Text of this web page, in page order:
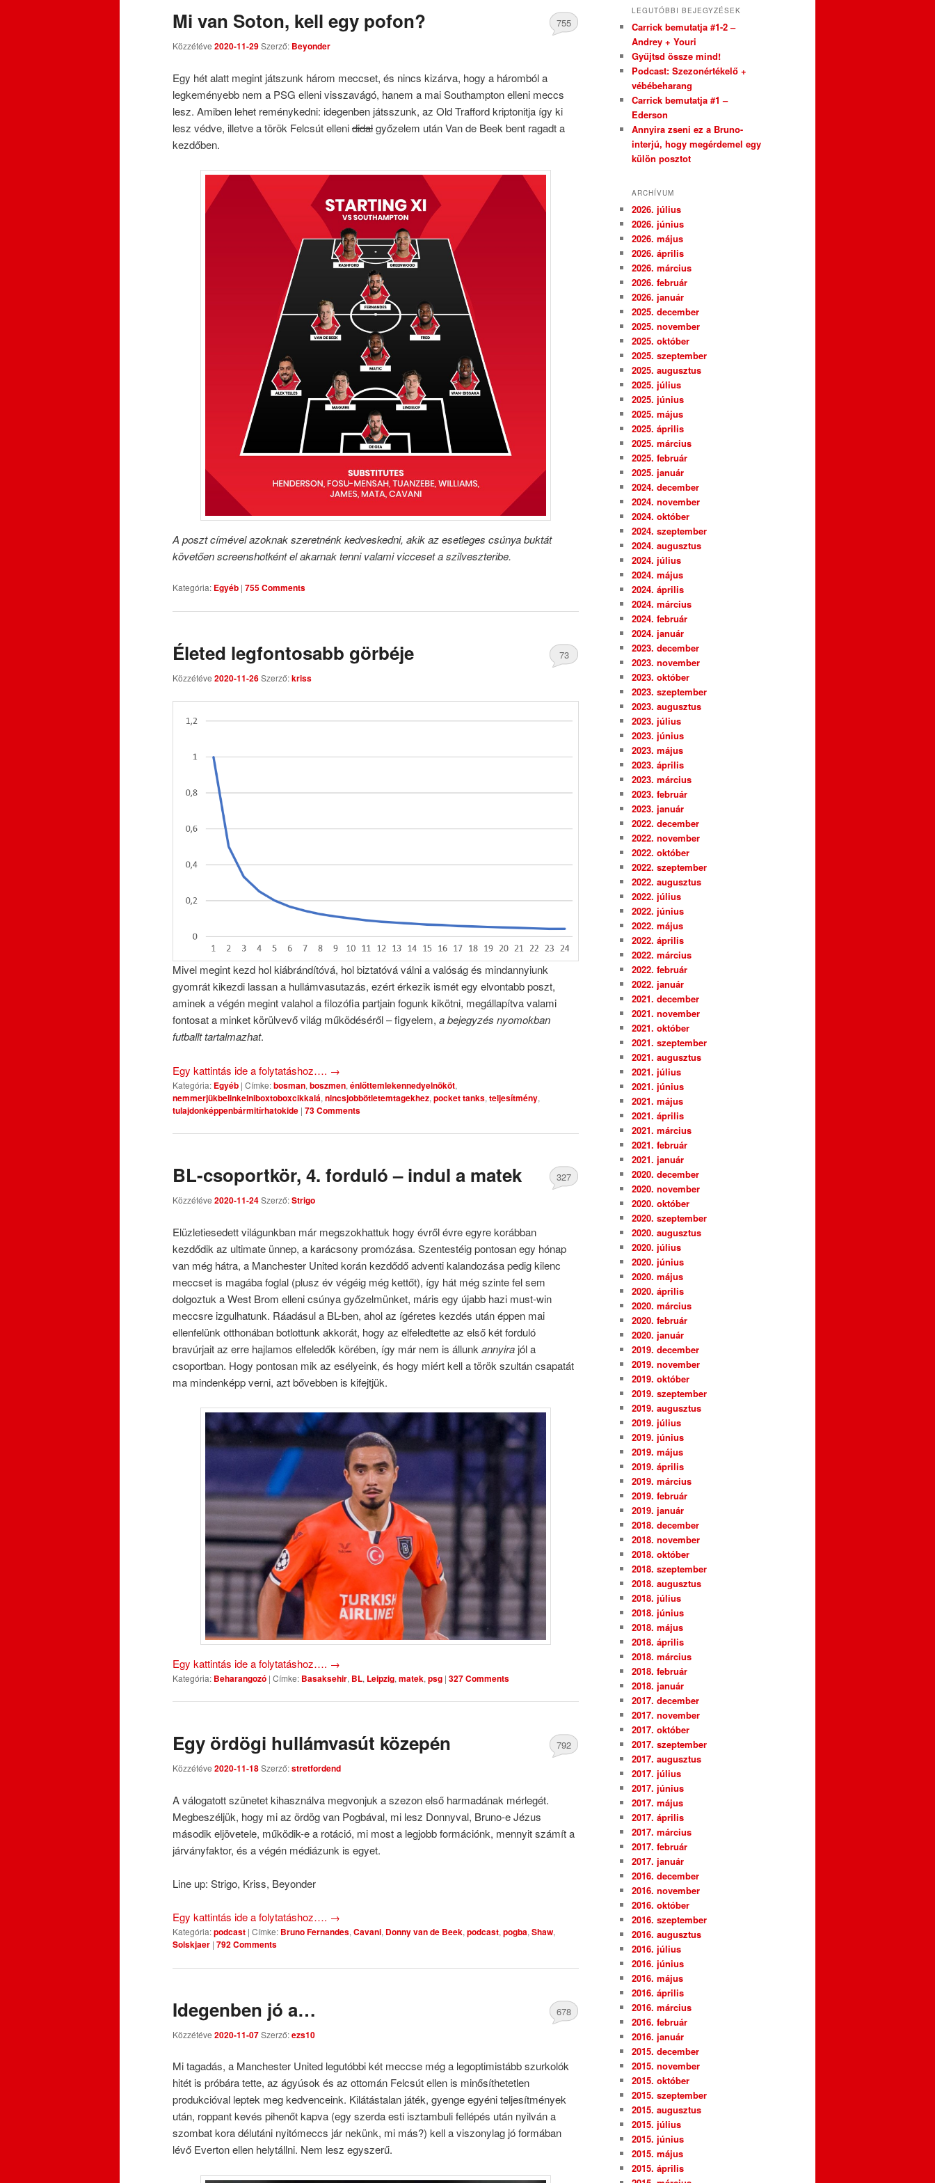
Mi van Soton, kell egy pofon?
Közzétéve 2020-11-29Szerző: Beyonder
755
Egy hét alatt megint játszunk három meccset, és nincs kizárva, hogy a háromból a
legkeményebb nem a PSG elleni visszavágó, hanem a mai Southampton elleni meccs
lesz. Amiben lehet reménykedni: idegenben játsszunk, az Old Trafford kriptonitja így ki
lesz védve, illetve a török Felcsút ellenididalgyőzelem után Van de Beek bent ragadt a
kezdőben.
A poszt címével azoknak szeretnénk kedveskedni, akik az esetleges csúnya buktát
követően screenshotként el akarnak tenni valami vicceset a szilveszteribe.
Kategória: Egyéb | 755 Comments
Életed legfontosabb görbéje
Közzétéve 2020-11-26Szerző:kriss
73
Mivel megint kezd hol kiábrándítóvá, hol biztatóvá válni a valóság és mindannyiunk
gyomrát kikezdi lassan a hullámvasutazás, ezért érkezik ismét egy elvontabb poszt,
aminek a végén megint valahol a filozófia partjain fogunk kikötni, megállapítva valami
fontosat a minket körülvevő világ működéséről – figyelem, a bejegyzés nyomokban
futballt tartalmazhat.
Egy kattintás ide a folytatáshoz…. →
Kategória: Egyéb | Címke:bosman, boszmen, énlőttemlekennedyelnököt,
nemmerjükbelinkelniboxtoboxcikkalá, nincsjobbötletemtagekhez, pocket tanks, teljesítmény,
tulajdonképpenbármitírhatokide | 73 Comments
BL-csoportkör, 4. forduló – indul a matek
Közzétéve 2020-11-24Szerző:Strigo
327
Elüzletiesedett világunkban már megszokhattuk hogy évről évre egyre korábban
kezdődik az ultimate ünnep, a karácsony promózása. Szentestéig pontosan egy hónap
van még hátra, a Manchester United korán kezdődő adventi kalandozása pedig kilenc
meccset is magába foglal (plusz év végéig még kettőt), így hát még szinte fel sem
dolgoztuk a West Brom elleni csúnya győzelmünket, máris egy újabb hazi must-win
meccsre izgulhatunk. Ráadásul a BL-ben, ahol az ígéretes kezdés után éppen mai
ellenfelünk otthonában botlottunk akkorát, hogy az elfeledtette az első két forduló
bravúrjait az erre hajlamos elfeledők körében, így már nem is állunk annyira jól a
csoportban. Hogy pontosan mik az esélyeink, és hogy miért kell a török szultán csapatát
ma mindenképp verni, azt bővebben is kifejtjük.
Egy kattintás ide a folytatáshoz…. →
Kategória: Beharangozó | Címke: Basaksehir, BL, Leipzig, matek, psg | 327 Comments
Egy ördögi hullámvasút közepén
Közzétéve 2020-11-18Szerző:stretfordend
792
A válogatott szünetet kihasználva megvonjuk a szezon első harmadának mérlegét.
Megbeszéljük, hogy mi az ördög van Pogbával, mi lesz Donnyval, Bruno-e Jézus
második eljövetele, működik-e a rotáció, mi most a legjobb formációnk, mennyit számít a
járványfaktor, és a végén médiázunk is egyet.
Line up: Strigo, Kriss, Beyonder
Egy kattintás ide a folytatáshoz…. →
Kategória:podcast | Címke: Bruno Fernandes, Cavani, Donny van de Beek, podcast, pogba, Shaw,
Solskjaer | 792 Comments
Idegenben jó a…
Közzétéve 2020-11-07Szerző:ezs10
678
Mi tagadás, a Manchester United legutóbbi két meccse még a legoptimistább szurkolók
hitét is próbára tette, az ágyúsok és az ottomán Felcsút ellen is minősíthetetlen
produkcióval leptek meg kedvenceink. Kilátástalan játék, gyenge egyéni teljesítmények
után, roppant kevés pihenőt kapva (egy szerda esti isztambuli fellépés után nyilván a
szombat kora délutáni nyitómeccs jár nekünk, mi más?) kell a viszonylag jó formában
lévő Everton ellen helytállni. Nem lesz egyszerű.
LEGUTÓBBI BEJEGYZÉSEK
Carrick bemutatja #1-2 –
Andrey + Youri
Gyűjtsd össze mind!
Podcast: Szezonértékelő +
vébébeharang
Carrick bemutatja #1 –
Ederson
Annyira zseni ez a Bruno-
interjú, hogy megérdemel egy
külön posztot
ARCHÍVUM
2026. július
2026. június
2026. május
2026. április
2026. március
2026. február
2026. január
2025. december
2025. november
2025. október
2025. szeptember
2025. augusztus
2025. július
2025. június
2025. május
2025. április
2025. március
2025. február
2025. január
2024. december
2024. november
2024. október
2024. szeptember
2024. augusztus
2024. július
2024. május
2024. április
2024. március
2024. február
2024. január
2023. december
2023. november
2023. október
2023. szeptember
2023. augusztus
2023. július
2023. június
2023. május
2023. április
2023. március
2023. február
2023. január
2022. december
2022. november
2022. október
2022. szeptember
2022. augusztus
2022. július
2022. június
2022. május
2022. április
2022. március
2022. február
2022. január
2021. december
2021. november
2021. október
2021. szeptember
2021. augusztus
2021. július
2021. június
2021. május
2021. április
2021. március
2021. február
2021. január
2020. december
2020. november
2020. október
2020. szeptember
2020. augusztus
2020. július
2020. június
2020. május
2020. április
2020. március
2020. február
2020. január
2019. december
2019. november
2019. október
2019. szeptember
2019. augusztus
2019. július
2019. június
2019. május
2019. április
2019. március
2019. február
2019. január
2018. december
2018. november
2018. október
2018. szeptember
2018. augusztus
2018. július
2018. június
2018. május
2018. április
2018. március
2018. február
2018. január
2017. december
2017. november
2017. október
2017. szeptember
2017. augusztus
2017. július
2017. június
2017. május
2017. április
2017. március
2017. február
2017. január
2016. december
2016. november
2016. október
2016. szeptember
2016. augusztus
2016. július
2016. június
2016. május
2016. április
2016. március
2016. február
2016. január
2015. december
2015. november
2015. október
2015. szeptember
2015. augusztus
2015. július
2015. június
2015. május
2015. április